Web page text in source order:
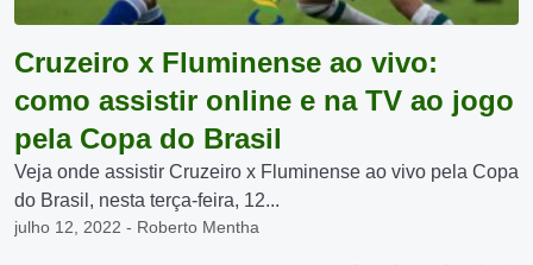
Cruzeiro x Fluminense ao vivo:
como assistir online e na TV ao jogo
pela Copa do Brasil
Veja onde assistir Cruzeiro x Fluminense ao vivo pela Copa
do Brasil, nesta terça-feira, 12...
julho 12, 2022 - Roberto Mentha